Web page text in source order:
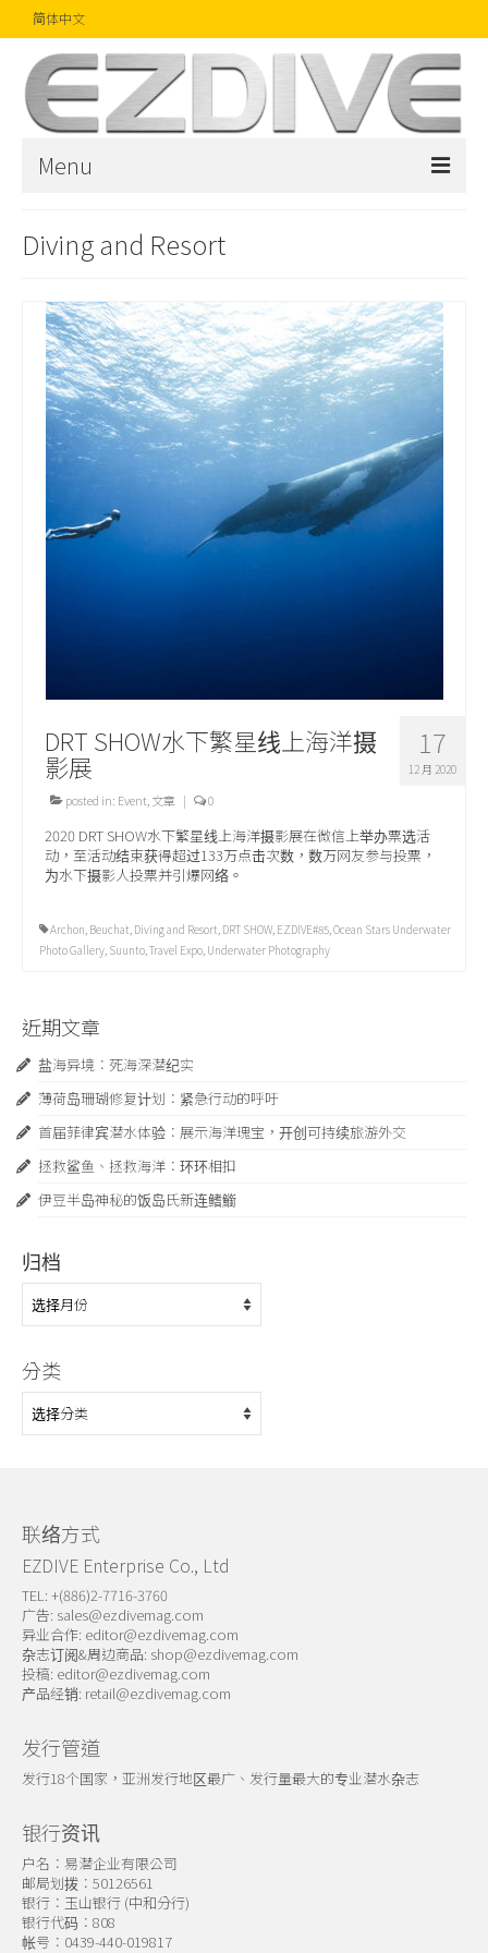
简体中文
Menu
文章
精品
摄影比赛
话题焦点
关于我们
Diving and Resort
17
12 月 2020
DRT SHOW水下繁星线上海洋摄
影展
posted in: Event 文章 | 0
2020 DRT SHOW水下繁星线上海洋摄影展在微信上举办票选活
动，至活动结束获得超过133万点击次数，数万网友参与投票，
为水下摄影人投票并引爆网络。
Archon Beuchat Diving and Resort DRT SHOW EZDIVE#85 Ocean Stars Underwater
Photo Gallery Suunto Travel Expo Underwater Photography
近期文章
盐海异境：死海深潜纪实
薄荷岛珊瑚修复计划：紧急行动的呼吁
首届菲律宾潜水体验：展示海洋瑰宝，开创可持续旅游外交
拯救鲨鱼、拯救海洋：环环相扣
伊豆半岛神秘的饭岛氏新连鳍䲗
归档
归
档
分类
分
类
联络方式
EZDIVE Enterprise Co., Ltd
TEL: +(886)2-7716-3760
广告: sales@ezdivemag.com
异业合作: editor@ezdivemag.com
杂志订阅&周边商品: shop@ezdivemag.com
投稿: editor@ezdivemag.com
产品经销: retail@ezdivemag.com
发行管道
发行18个国家，亚洲发行地区最广、发行量最大的专业潜水杂志
银行资讯
户名：易潜企业有限公司
邮局划拨：50126561
银行：玉山银行 (中和分行)
银行代码：808
帐号：0439-440-019817